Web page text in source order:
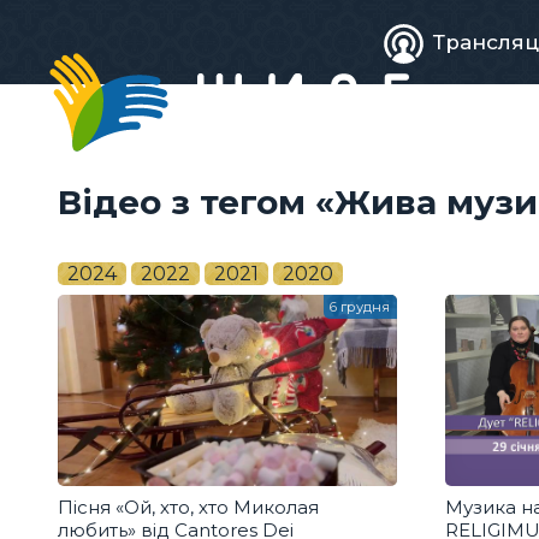
Живе
Відео з тегом «Жива
2024 2022 2021 2020
Пісня «Ой, хто, хто Миколая
любить» від Cantores Dei
6 грудня
Музика